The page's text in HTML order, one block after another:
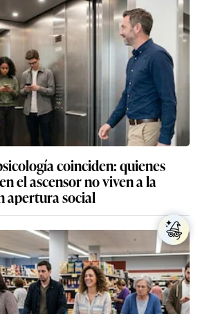
coinciden: quienes
el ascensor no viven a la
apertura social